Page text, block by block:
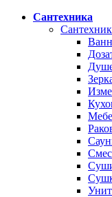
Сантехника